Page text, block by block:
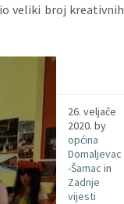
veliki broj kreativnih
26. veljače
2020.by
općina
Domaljevac
-Šamac in
Zadnje
vijesti